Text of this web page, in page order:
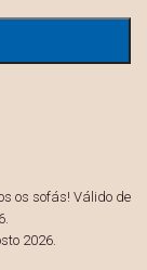
os sofás! Válido de
2026.